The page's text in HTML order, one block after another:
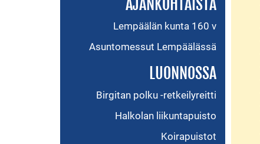
AJANKOHTAISTA
Lempäälän kunta 160 v
Asuntomessut Lempäälässä
LUONNOSSA
Birgitan polku -retkeilyreitti
Halkolan liikuntapuisto
Koirapuistot